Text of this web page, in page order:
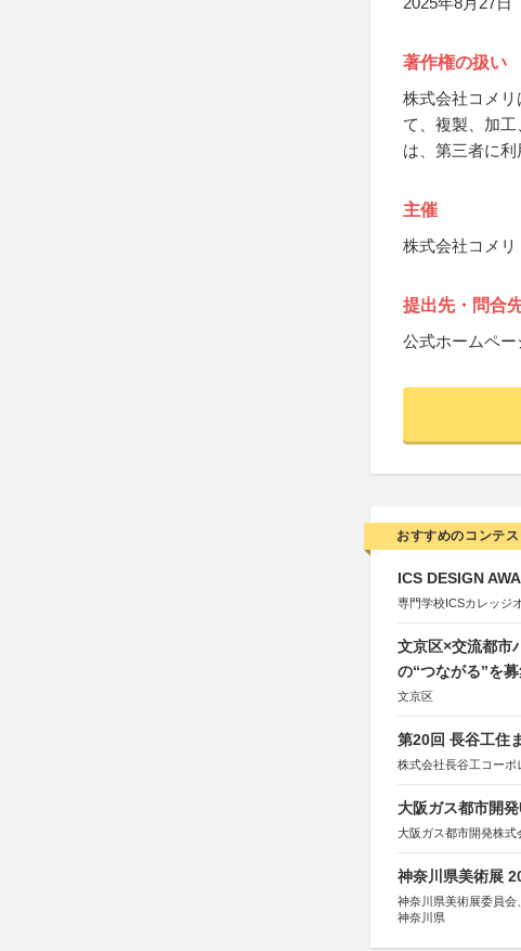
著作権の扱い
株式会社コメ
て、複製、加
は、第三者に
主催
株式会社コメリ
提出先・問合
公式ホームペー
おすすめのコンテス
ICS DESIGN
専門学校ICSカレッジ
文京区×交流都市
の“つながる”を募
文京区
第20回 長谷工住
株式会社長谷工コーポ
大阪ガス都市開
大阪ガス都市開発株式
神奈川県美術展
神奈川県美術展委員会
神奈川県